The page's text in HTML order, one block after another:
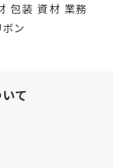
包装 資材 業務
ン
て